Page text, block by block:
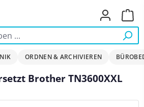
ORDNEN & ARCHIVIEREN
Brother TN3600XXL